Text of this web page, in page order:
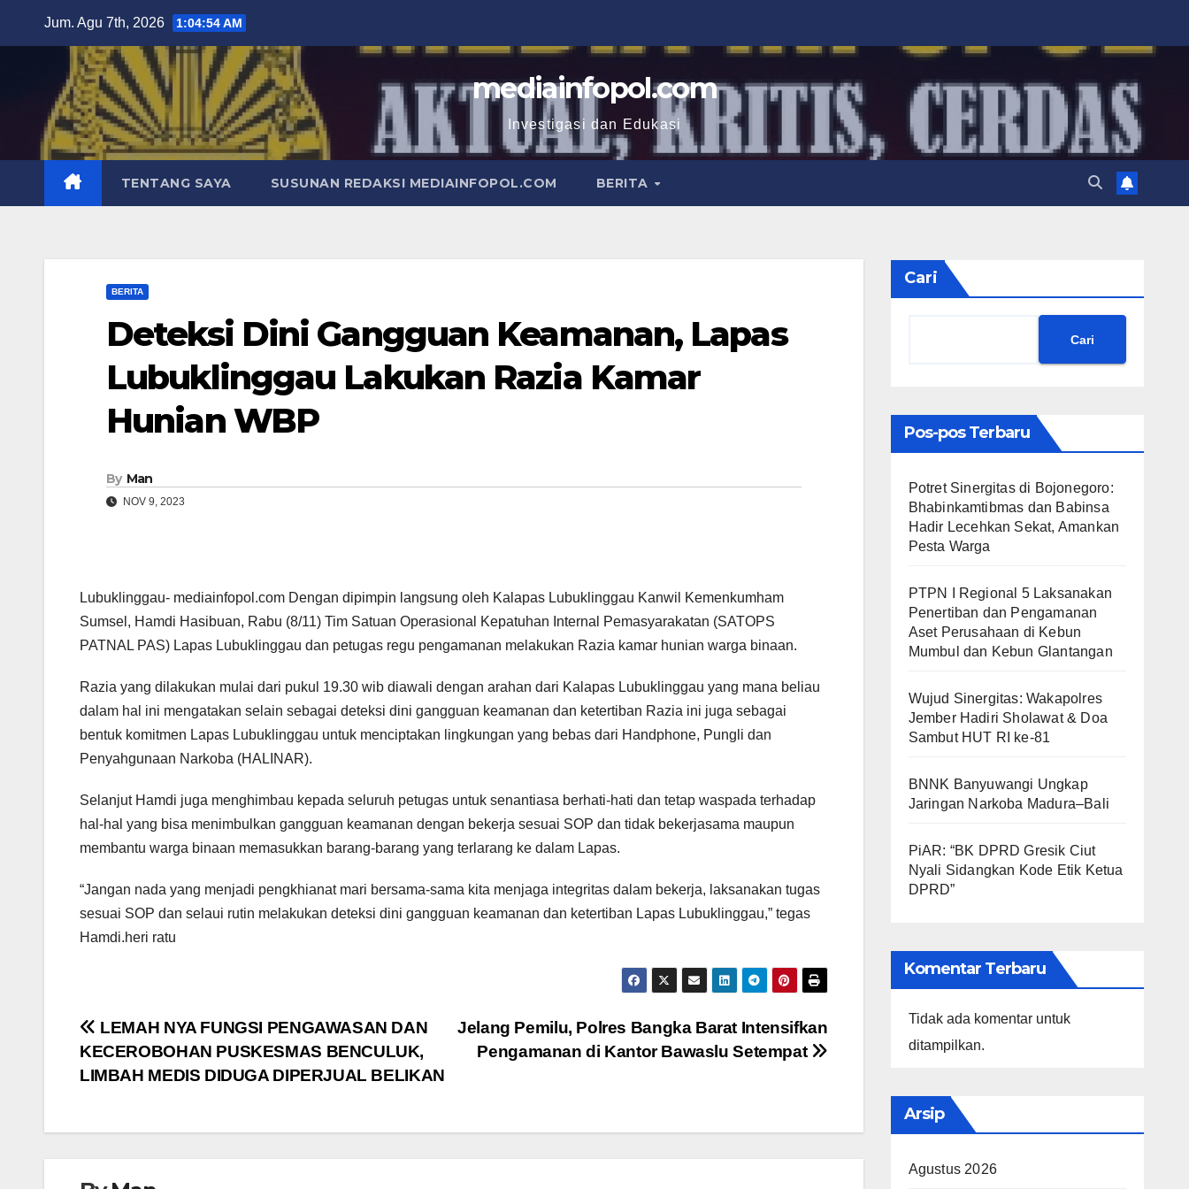
Jum. Agu 7th, 2026 1:04:56 AM
mediainfopol.com
Investigasi dan Edukasi
TENTANG SAYA SUSUNAN REDAKSI MEDIAINFOPOL.COM BERITA
BERITA
Deteksi Dini Gangguan Keamanan, Lapas
Lubuklinggau Lakukan Razia Kamar
Hunian WBP
By Man
NOV 9, 2023
Lubuklinggau- mediainfopol.com Dengan dipimpin langsung oleh Kalapas Lubuklinggau Kanwil Kemenkumham
Sumsel, Hamdi Hasibuan, Rabu (8/11) Tim Satuan Operasional Kepatuhan Internal Pemasyarakatan (SATOPS
PATNAL PAS) Lapas Lubuklinggau dan petugas regu pengamanan melakukan Razia kamar hunian warga binaan.
Razia yang dilakukan mulai dari pukul 19.30 wib diawali dengan arahan dari Kalapas Lubuklinggau yang mana beliau
dalam hal ini mengatakan selain sebagai deteksi dini gangguan keamanan dan ketertiban Razia ini juga sebagai
bentuk komitmen Lapas Lubuklinggau untuk menciptakan lingkungan yang bebas dari Handphone, Pungli dan
Penyahgunaan Narkoba (HALINAR).
Selanjut Hamdi juga menghimbau kepada seluruh petugas untuk senantiasa berhati-hati dan tetap waspada terhadap
hal-hal yang bisa menimbulkan gangguan keamanan dengan bekerja sesuai SOP dan tidak bekerjasama maupun
membantu warga binaan memasukkan barang-barang yang terlarang ke dalam Lapas.
“Jangan nada yang menjadi pengkhianat mari bersama-sama kita menjaga integritas dalam bekerja, laksanakan tugas
sesuai SOP dan selaui rutin melakukan deteksi dini gangguan keamanan dan ketertiban Lapas Lubuklinggau,” tegas
Hamdi.heri ratu
Navigasi
pos
Jelang Pemilu, Polres Bangka Barat Intensifkan
Pengamanan di Kantor Bawaslu Setempat
LEMAH NYA FUNGSI PENGAWASAN DAN
KECEROBOHAN PUSKESMAS BENCULUK,
LIMBAH MEDIS DIDUGA DIPERJUAL BELIKAN
Cari
Cari
Pos-pos Terbaru
​Potret Sinergitas di Bojonegoro:
Bhabinkamtibmas dan Babinsa
Hadir Lecehkan Sekat, Amankan
Pesta Warga
PTPN I Regional 5 Laksanakan
Penertiban dan Pengamanan
Aset Perusahaan di Kebun
Mumbul dan Kebun Glantangan
Wujud Sinergitas: Wakapolres
Jember Hadiri Sholawat & Doa
Sambut HUT RI ke-81
BNNK Banyuwangi Ungkap
Jaringan Narkoba Madura–Bali
PiAR: “BK DPRD Gresik Ciut
Nyali Sidangkan Kode Etik Ketua
DPRD”
Komentar Terbaru
Tidak ada komentar untuk
ditampilkan.
Arsip
Agustus 2026